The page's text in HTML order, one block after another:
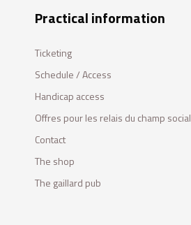
Practical information
Ticketing
Schedule / Access
Handicap access
Offres pour les relais du champ social
Contact
The shop
The gaillard pub